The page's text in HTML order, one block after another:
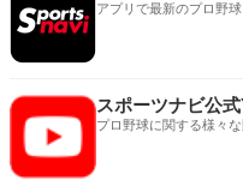
アプリで最新のプロ野
スポーツナビ公
プロ野球に関する様々な